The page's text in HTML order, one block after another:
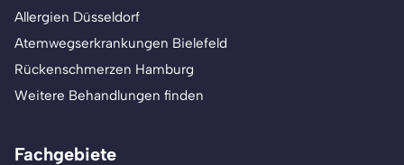
Allergien Düsseldorf
Atemwegserkrankungen Bielefeld
Rückenschmerzen Hamburg
Weitere Behandlungen finden
Fachgebiete